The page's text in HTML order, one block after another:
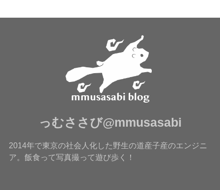
っむささび@mmusasabi
2014年で東京の社会人化した野生の道産子産のエンジニ
ア。飯食って写真撮って遊び歩く！